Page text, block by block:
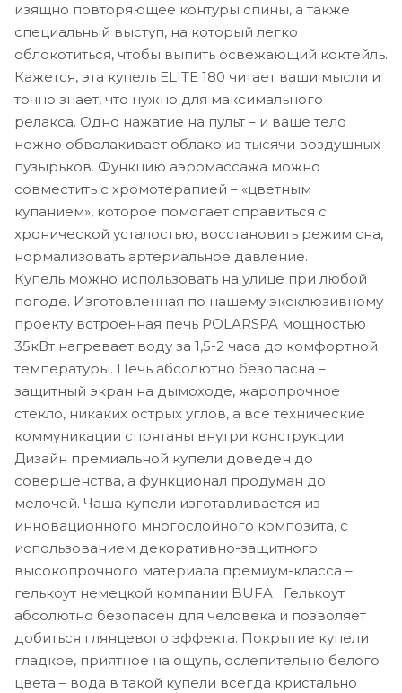
изящно повторяющее контуры спины, а также
специальный выступ, на который легко
облокотиться, чтобы выпить освежающий коктейль.
Кажется, эта купель ELITE 180 читает ваши мысли и
точно знает, что нужно для максимального
релакса. Одно нажатие на пульт – и ваше тело
нежно обволакивает облако из тысячи воздушных
пузырьков. Функцию аэромассажа можно
совместить с хромотерапией – «цветным
купанием», которое помогает справиться с
хронической усталостью, восстановить режим сна,
нормализовать артериальное давление.
Купель можно использовать на улице при любой
погоде. Изготовленная по нашему эксклюзивному
проекту встроенная печь POLARSPA мощностью
35кВт нагревает воду за 1,5-2 часа до комфортной
температуры. Печь абсолютно безопасна –
защитный экран на дымоходе, жаропрочное
стекло, никаких острых углов, а все технические
коммуникации спрятаны внутри конструкции.
Дизайн премиальной купели доведен до
совершенства, а функционал продуман до
мелочей. Чаша купели изготавливается из
инновационного многослойного композита, с
использованием декоративно-защитного
высокопрочного материала премиум-класса –
гелькоут немецкой компании BUFA. Гелькоут
абсолютно безопасен для человека и позволяет
добиться глянцевого эффекта. Покрытие купели
гладкое, приятное на ощупь, ослепительно белого
цвета – вода в такой купели всегда кристально